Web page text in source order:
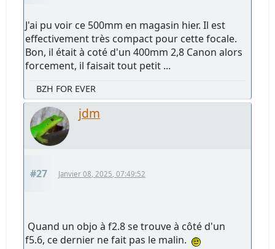
J'ai pu voir ce 500mm en magasin hier. Il est
effectivement très compact pour cette focale.
Bon, il était à coté d'un 400mm 2,8 Canon alors
forcement, il faisait tout petit ...
BZH FOR EVER
jdm
#27 Janvier 08, 2025, 07:49:52
Quand un objo à f2.8 se trouve à côté d'un
f5.6, ce dernier ne fait pas le malin.